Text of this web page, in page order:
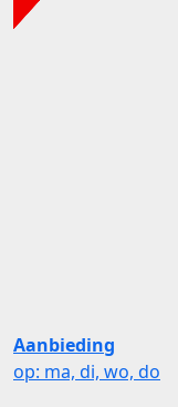
Aanbieding
op: ma, di, wo, do